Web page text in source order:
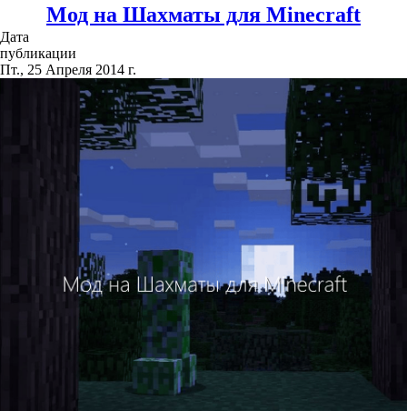
Мод на Шахматы для Minecraft
Дата
публикации
Пт., 25 Апреля 2014 г.